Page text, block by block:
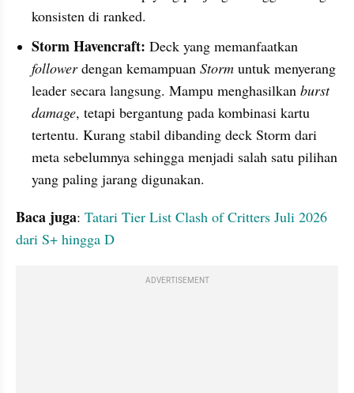
konsisten di ranked.
Storm Havencraft:
follower dengan kemampuan Storm untuk menyerang
leader secara langsung. Mampu menghasilkan burst
damage, tetapi bergantung pada kombinasi kartu
tertentu. Kurang stabil dibanding deck Storm dari
meta sebelumnya sehingga menjadi salah satu pilihan
yang paling jarang digunakan.
Baca juga: Tatari Tier List Clash of Critters Juli 2026
dari S+ hingga D
ADVERTISEMENT